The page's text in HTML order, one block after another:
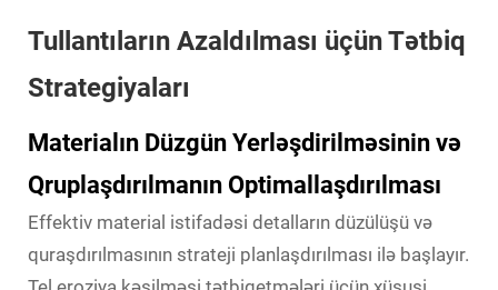
Tullantıların Azaldılması üçün Tətbiq
Strategiyaları
Materialın Düzgün Yerləşdirilməsinin və
Qruplaşdırılmanın Optimallaşdırılması
Effektiv material istifadəsi detalların düzülüşü və
quraşdırılmasının strateji planlaşdırılması ilə başlayır.